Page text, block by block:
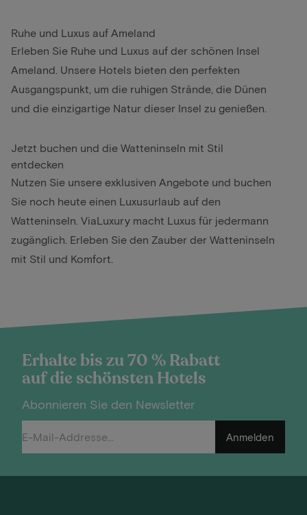
Ruhe und Luxus auf Ameland
Erleben Sie Ruhe und Luxus auf der schönen Insel
Ameland. Unsere Hotels bieten den perfekten
Ausgangspunkt, um die ruhigen Strände, die Dünen
und die einzigartige Natur dieser Insel zu genießen.
Jetzt buchen und die Watteninseln mit Stil
entdecken
Nutzen Sie unsere exklusiven Angebote und buchen
Sie noch heute einen Luxusurlaub auf den
Watteninseln. ViaLuxury macht Luxus für jedermann
zugänglich. Erleben Sie den Zauber der Watteninseln
mit Stil und Komfort.
Erhalte bis zu 70 % Rabatt
auf die schönsten Hotels
Abonnieren Sie den Newsletter
Anmelden